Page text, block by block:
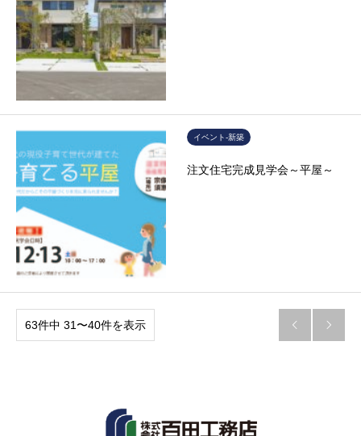
イベント-新築
注文住宅完成見学会～平屋～
63件中 31〜40件を表示  